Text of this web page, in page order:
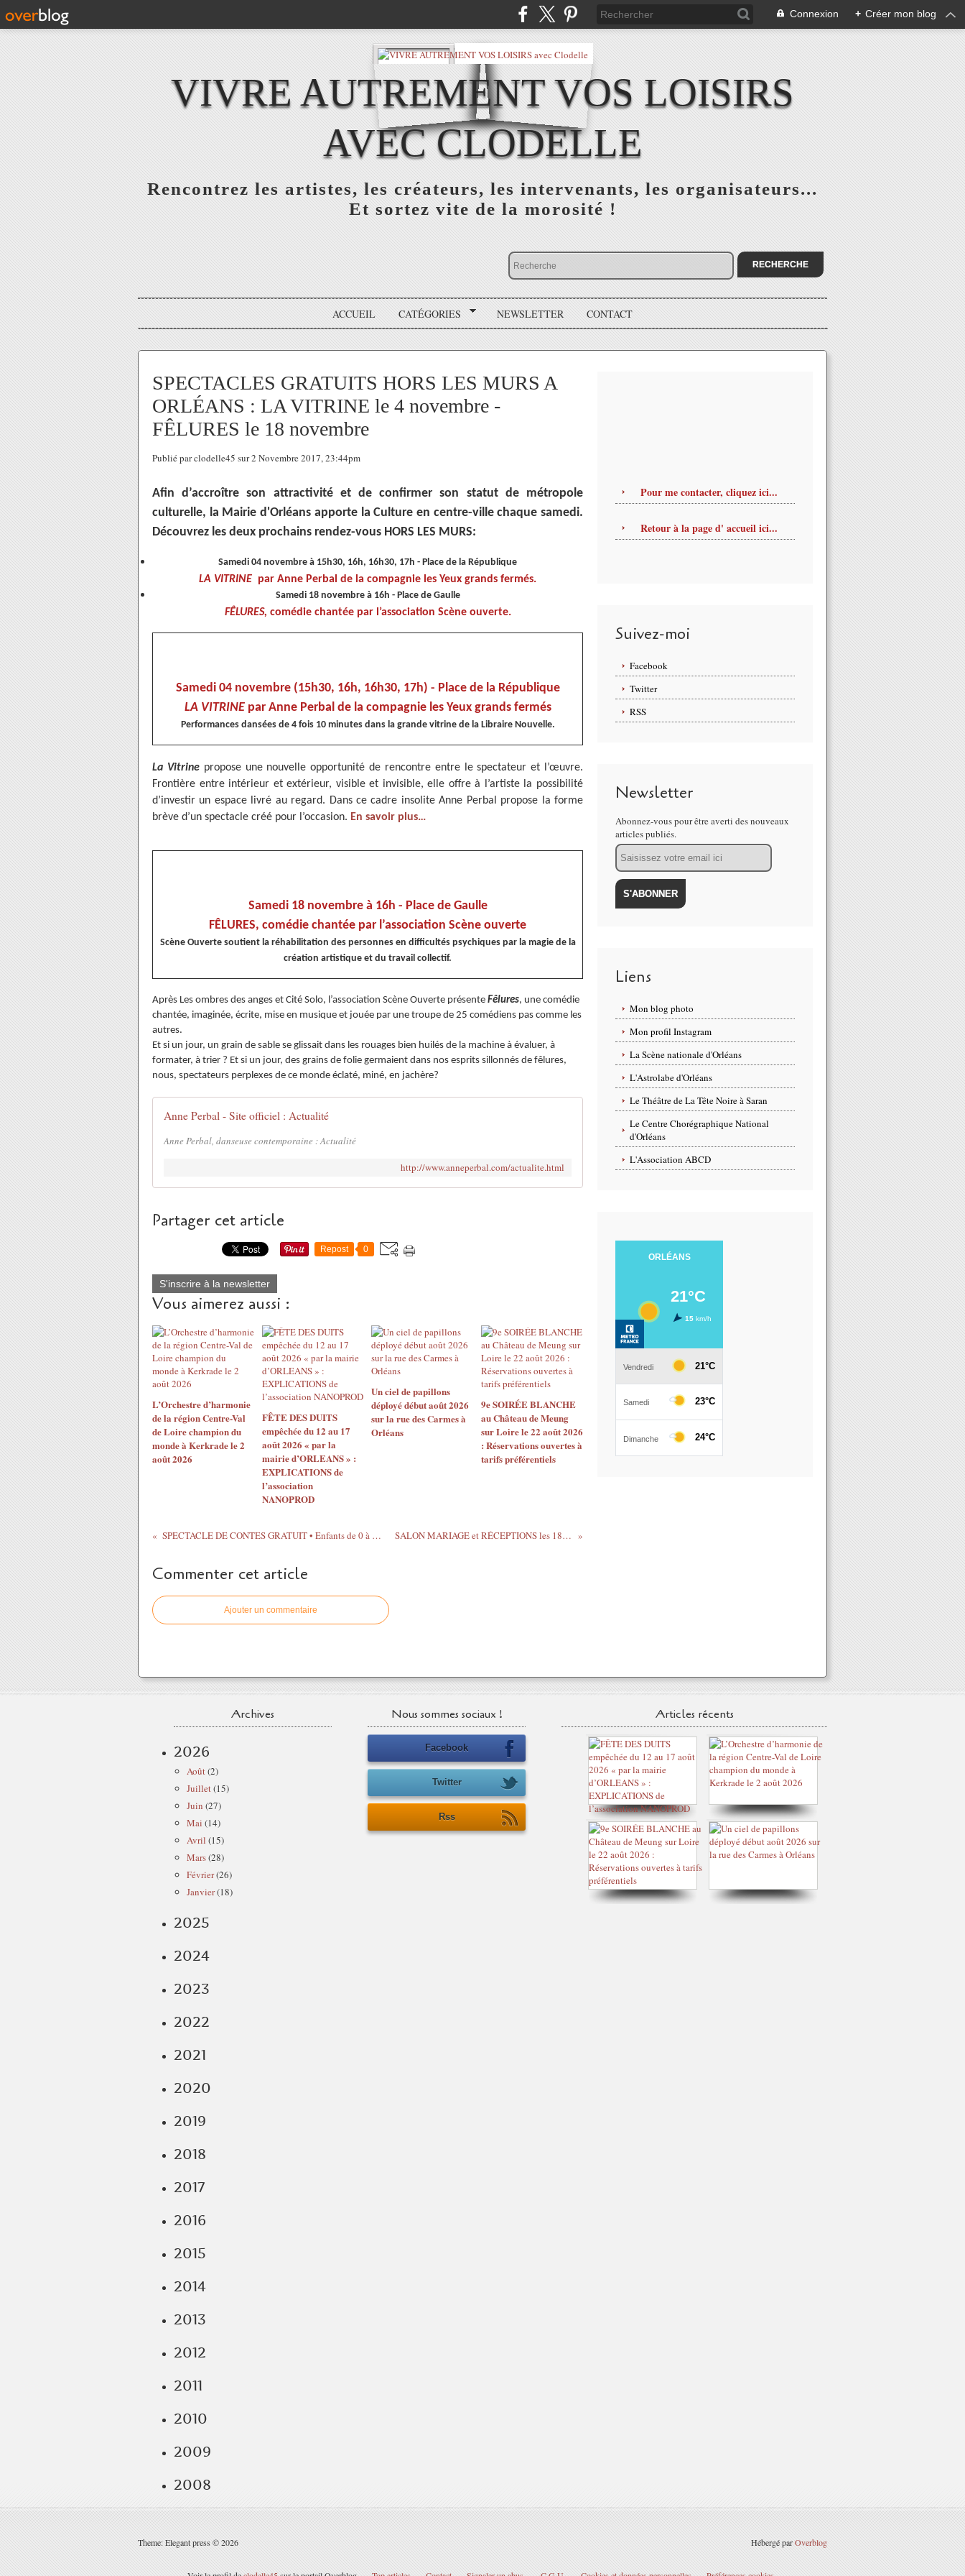
Connexion + Créer mon blog
VIVRE AUTREMENT VOS LOISIRS
AVEC CLODELLE
Rencontrez les artistes, les créateurs, les intervenants, les organisateurs...
Et sortez vite de la morosité !
ACCUEIL CATÉGORIES NEWSLETTER CONTACT
SPECTACLES GRATUITS HORS LES MURS A
ORLÉANS : LA VITRINE le 4 novembre -
FÊLURES le 18 novembre
Publié par clodelle45 sur 2 Novembre 2017, 23:44pm
Afin d’accroître son attractivité et de confirmer son statut de métropole
culturelle, la Mairie d'Orléans apporte la Culture en centre-ville chaque samedi.
Découvrez les deux prochains rendez-vous HORS LES MURS:
Samedi 04 novembre à 15h30, 16h, 16h30, 17h - Place de la République
LA VITRINE par Anne Perbal de la compagnie les Yeux grands fermés.
Samedi 18 novembre à 16h - Place de Gaulle
FÊLURES, comédie chantée par l’association Scène ouverte.
Samedi 04 novembre (15h30, 16h, 16h30, 17h) - Place de la République
LA VITRINEpar Anne Perbal de la compagnie les Yeux grands fermés
Performances dansées de 4 fois 10 minutes dans la grande vitrine de la Libraire Nouvelle.
La Vitrinepropose une nouvelle opportunité de rencontre entre le spectateur et l’œuvre.
Frontière entre intérieur et extérieur, visible et invisible, elle offre à l’artiste la possibilité
d’investir un espace livré au regard. Dans ce cadre insolite Anne Perbal propose la forme
brève d’un spectacle créé pour l’occasion. En savoir plus…
Samedi 18 novembre à 16h - Place de Gaulle
FÊLURES, comédie chantée par l’association Scène ouverte
Scène Ouverte soutient la réhabilitation des personnes en difficultés psychiques par la magie de la
création artistique et du travail collectif.
Après Les ombres des anges et Cité Solo, l’association Scène Ouverte présente Fêlures, une comédie
chantée, imaginée, écrite, mise en musique et jouée par une troupe de 25 comédiens pas comme les
autres.
Et si un jour, un grain de sable se glissait dans les rouages bien huilés de la machine à évaluer, à
formater, à trier ? Et si un jour, des grains de folie germaient dans nos esprits sillonnés de fêlures,
nous, spectateurs perplexes de ce monde éclaté, miné, en jachère?
Anne Perbal - Site officiel : Actualité
Anne Perbal, danseuse contemporaine : Actualité
http://www.anneperbal.com/actualite.html
Partager cet article
Repost 0
S'inscrire à la newsletter
Vous aimerez aussi :
L’Orchestre d’harmonie
de la région Centre-Val
de Loire champion du
monde à Kerkrade le 2
août 2026
FÊTE DES DUITS
empêchée du 12 au 17
août 2026 « par la
mairie d’ORLEANS » :
EXPLICATIONS de
l’association
NANOPROD
Un ciel de papillons
déployé début août 2026
sur la rue des Carmes à
Orléans
9e SOIRÉE BLANCHE
au Château de Meung
sur Loire le 22 août 2026
: Réservations ouvertes à
tarifs préférentiels
SPECTACLE DE CONTES GRATUIT • Enfants de 0 à 3 ans • Samedi 18 novembre à St-Pryvé St-Mesmin SALON MARIAGE et RÉCEPTIONS les 18 et 19 Novembre au Parc Expo d’Orléans.
Commenter cet article
Ajouter un commentaire
Pour me contacter, cliquez ici...
Retour à la page d' accueil ici...
Suivez-moi
Facebook
Twitter
RSS
Newsletter
Abonnez-vous pour être averti des nouveaux
articles publiés.
Email
Liens
Mon blog photo
Mon profil Instagram
La Scène nationale d'Orléans
L'Astrolabe d'Orléans
Le Théâtre de La Tête Noire à Saran
Le Centre Chorégraphique National
d'Orléans
L'Association ABCD
Archives
2026
Août(2)
Juillet(15)
Juin (27)
Mai (14)
Avril (15)
Mars(28)
Février(26)
Janvier(18)
2025
2024
2023
2022
2021
2020
2019
2018
2017
2016
2015
2014
2013
2012
2011
2010
2009
2008
Nous sommes sociaux !
Facebook
Twitter
Rss
Articles récents
Theme: Elegant press © 2026 Hébergé parOverblog